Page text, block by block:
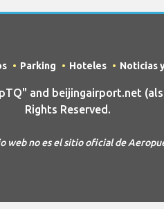
Parking Hoteles Noticias
and beijingairport.net
Rights Reserved.
web no es el sitio oficial de